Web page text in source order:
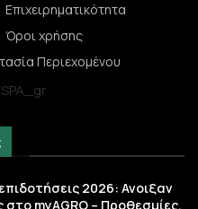
Επιχειρηματικότητα
Όροι χρήσης
Περιεχομένου
2026: Ανοιξαν
στο myAGRO – Προθεσμίες,